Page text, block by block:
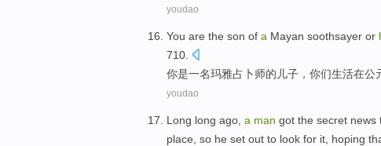
youdao
You are the son of a Mayan soothsayer or
710.
你是一名玛雅占卜师的 儿子 ，你们生活在公
youdao
Long long ago a man got the secret news
place so he set out to look for it, hoping